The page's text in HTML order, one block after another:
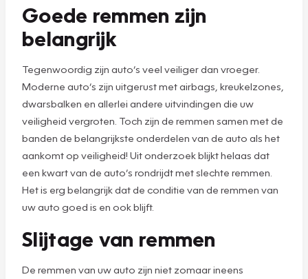
Goede remmen zijn
belangrijk
Tegenwoordig zijn auto’s veel veiliger dan vroeger.
Moderne auto’s zijn uitgerust met airbags, kreukelzones,
dwarsbalken en allerlei andere uitvindingen die uw
veiligheid vergroten. Toch zijn de remmen samen met de
banden de belangrijkste onderdelen van de auto als het
aankomt op veiligheid! Uit onderzoek blijkt helaas dat
een kwart van de auto’s rondrijdt met slechte remmen.
Het is erg belangrijk dat de conditie van de remmen van
uw auto goed is en ook blijft.
Slijtage van remmen
De remmen van uw auto zijn niet zomaar ineens